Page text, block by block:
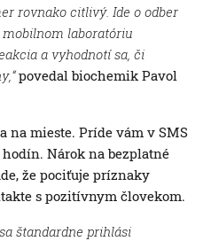
rovnako citlivý. Ide o odber
laboratóriu
a vyhodnotí sa, či
povedal biochemik Pavol
na mieste. Príde vám v SMS
Nárok na bezplatné
že pociťuje príznaky
s pozitívnym človekom.
štandardne prihlási